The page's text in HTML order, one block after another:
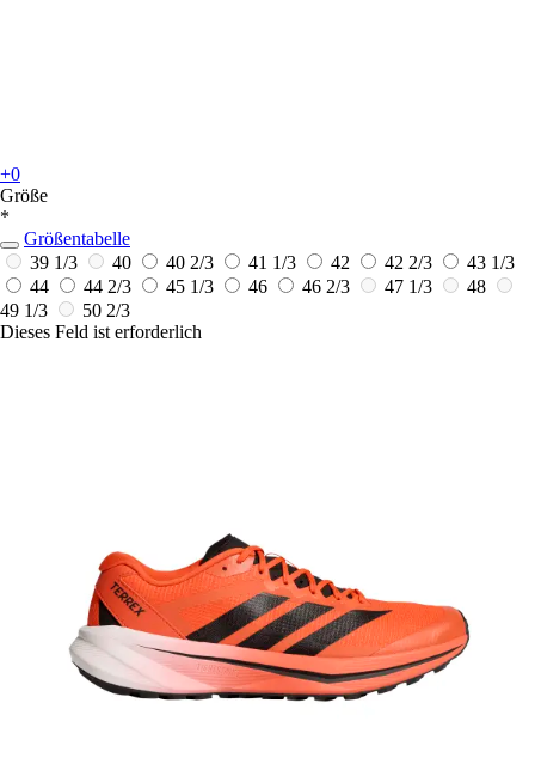
+0
Größe
*
Größentabelle
39 1/3
40 40 2/3 41 1/3 42 42 2/3
43 1/3
44
44 2/3 45 1/3 46 46 2/3 47 1/3
48
49 1/3
50 2/3
Dieses Feld ist erforderlich